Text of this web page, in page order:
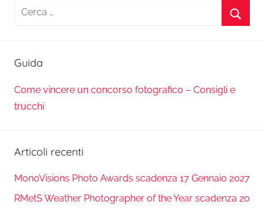
Ricerca
Guida
Come vincere un concorso fotografico – Consigli e
trucchi
Articoli recenti
MonoVisions Photo Awards scadenza 17 Gennaio 2027
RMetS Weather Photographer of the Year scadenza 20